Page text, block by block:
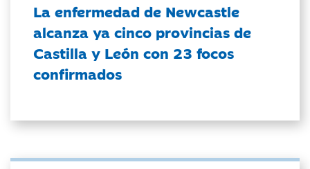
La enfermedad de Newcastle
alcanza ya cinco provincias de
Castilla y León con 23 focos
confirmados